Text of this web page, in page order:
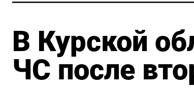
В Курской
ЧС после